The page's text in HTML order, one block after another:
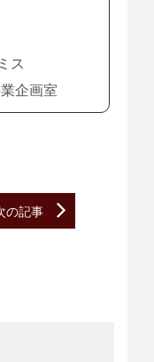
ス
企画室
の記事